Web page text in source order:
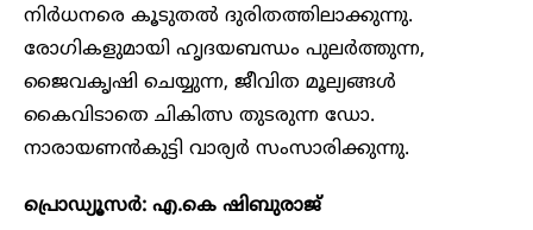
നിർധനരെ കൂടുതൽ ദുരിതത്തിലാക്കുന്നു.
രോഗികളുമായി ഹൃദയബന്ധം പുലർത്തുന്ന,
ജൈവകൃഷി ചെയ്യുന്ന, ജീവിത മൂല്യങ്ങൾ
കൈവിടാതെ ചികിത്സ തുടരുന്ന ഡോ.
നാരായണൻകുട്ടി വാര്യർ സംസാരിക്കുന്നു.
പ്രൊഡ്യൂസർ: എ.കെ ഷിബുരാജ്